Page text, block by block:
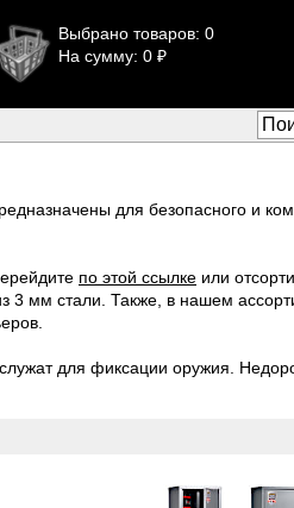
Выбрано товаров: 0
На сумму: 0 ₽
для безопасного и
по этой ссылке или
3 мм стали. Также, в нашем
для фиксации оружия.